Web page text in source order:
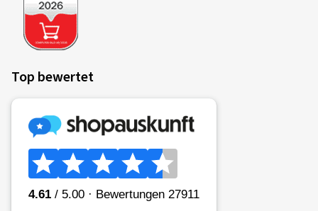
Verifizierter Kauf
Arbeitsschritte gut erklärt. Ich bin äußerst zufrieden
13.10.2025
Verifizierter Kauf
Top bewertet